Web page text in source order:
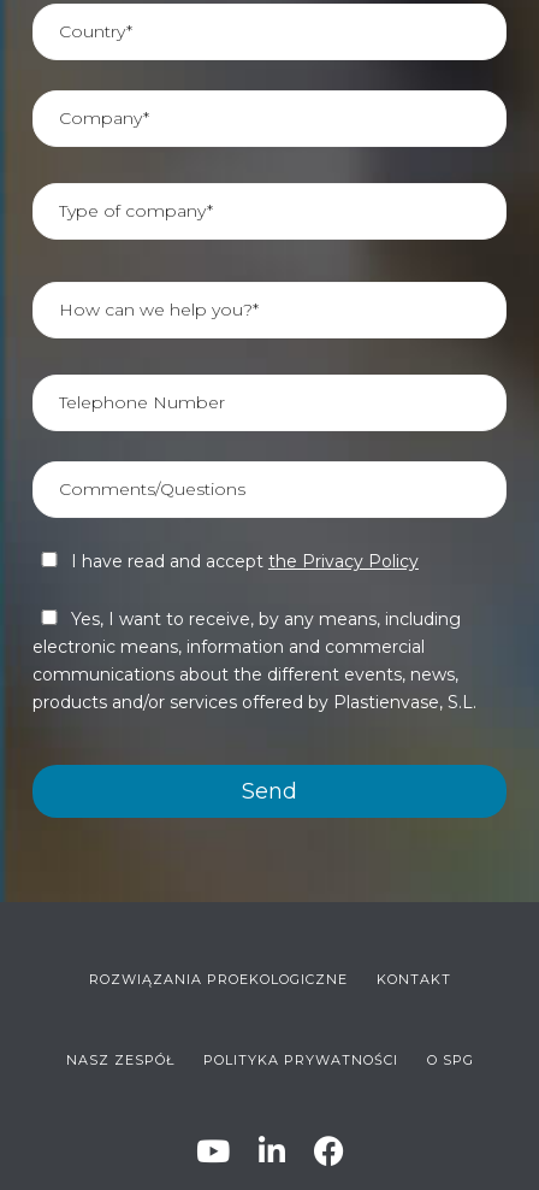
I have read and accept the Privacy Policy
Yes, I want to receive, by any means, including
electronic means, information and commercial
communications about the different events, news,
products and/or services offered by Plastienvase, S.L.
ROZWIĄZANIA PROEKOLOGICZNE KONTAKT
NASZ ZESPÓŁ POLITYKA PRYWATNOŚCI O SPG